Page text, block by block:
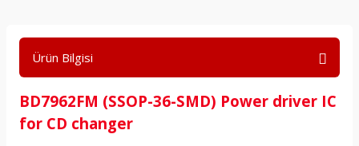
Ürün Bilgisi
BD7962FM (SSOP-36-SMD) Power driver IC
for CD changer